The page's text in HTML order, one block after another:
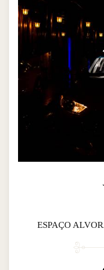
ESPAÇO